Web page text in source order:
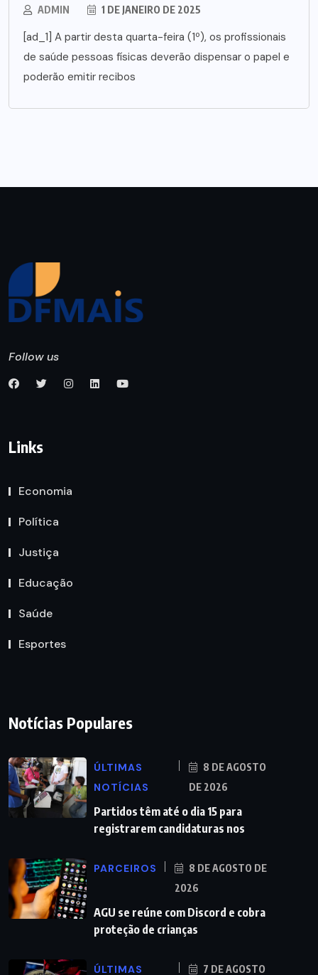
ADMIN 1 DE JANEIRO DE 2025
[ad_1] A partir desta quarta-feira (1º), os profissionais
de saúde pessoas físicas deverão dispensar o papel e
poderão emitir recibos
Follow us
Links
Economia
Política
Justiça
Educação
Saúde
Esportes
Notícias Populares
ÚLTIMAS
NOTÍCIAS
8 DE AGOSTO
DE 2026
Partidos têm até o dia 15 para
registrarem candidaturas nos
PARCEIROS
8 DE AGOSTO DE
2026
AGU se reúne com Discord e cobra
proteção de crianças
ÚLTIMAS 7 DE AGOSTO